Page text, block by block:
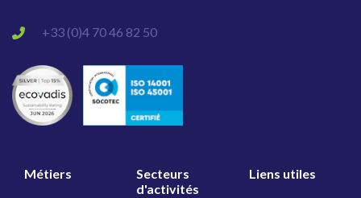
+33 (0)4 70 46 82 50
Métiers
Secteurs
d'activités
Liens utiles